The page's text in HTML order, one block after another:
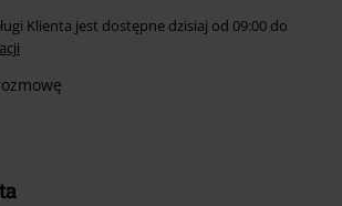
Klienta jest dostępne dzisiaj od 09:00 do